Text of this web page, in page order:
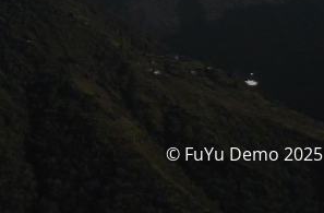
© FuYu Demo 2025